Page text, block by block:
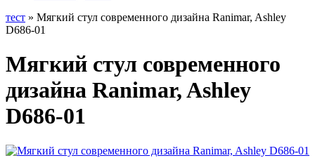
тест » Мягкий стул современного дизайна Ranimar, Ashley
D686-01
Мягкий стул современного
дизайна Ranimar, Ashley
D686-01